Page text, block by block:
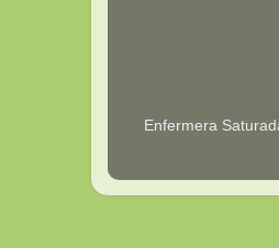
Enfermera